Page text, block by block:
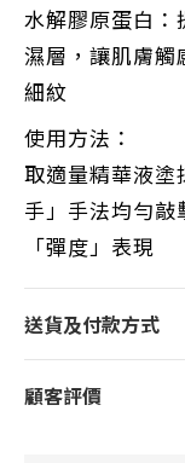
水解膠原蛋白：
濕層，讓肌膚觸
細紋
使用方法：
取適量精華液塗
手」手法均勻
「彈度」表現
送貨及付款方式
顧客評價